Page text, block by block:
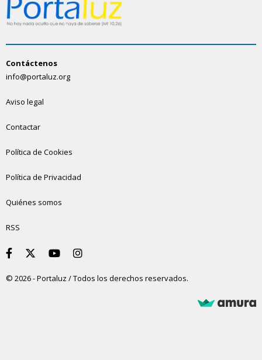
Contáctenos
info@portaluz.org
Aviso legal
Contactar
Política de Cookies
Política de Privacidad
Quiénes somos
RSS
© 2026 - Portaluz / Todos los derechos reservados.